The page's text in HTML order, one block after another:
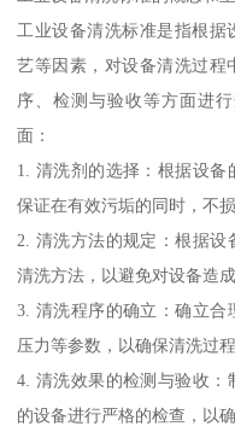
工业设备清洗标准是指根据
艺等因素，对设备清洗过程
序、检测与验收等方面进
面：
1. 清洗剂的选择：根据设
保证在有效污垢的同时，不
2. 清洗方法的规定：根据
清洗方法，以避免对设备造
3. 清洗程序的确立：确立合
压力等参数，以确保清洗过
4. 清洗效果的检测与验收
的设备进行严格的检查，以